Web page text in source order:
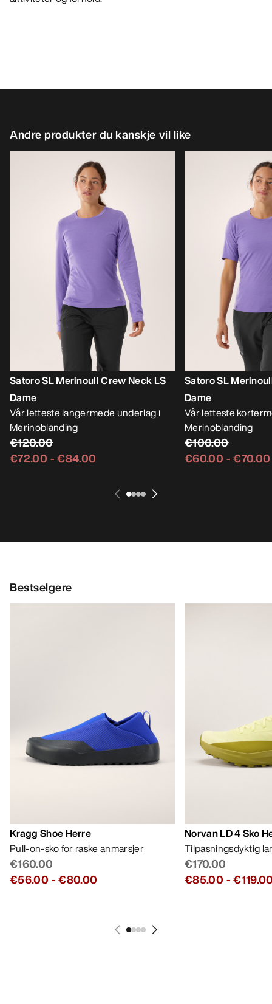
Andre produkter du kanskje vil like
Satoro SL Merinoull Crew Neck LS
Dame
Vår letteste langermede underlag i
Merinoblanding
€120.00
€72.00 -€84.00
Satoro SL
Dame
Vår letteste
Merinoblanding
€100.00
€60.00 -€70.00
Bestselgere
Kragg Shoe Herre
Pull-on-sko for raske anmarsjer
€160.00
€56.00 -€80.00
Norvan LD 4 Sko
Tilpasningsdyktig
€170.00
€85.00 -